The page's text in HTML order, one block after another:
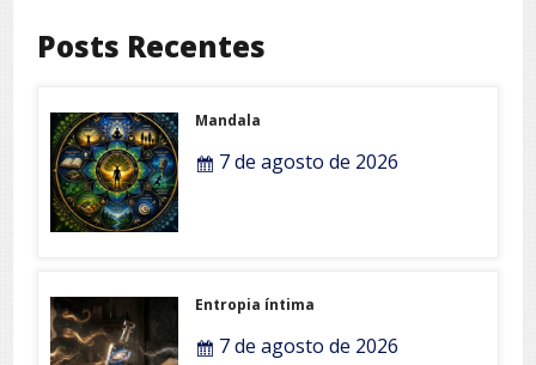
Posts Recentes
Mandala
7 de agosto de 2026
Entropia íntima
7 de agosto de 2026